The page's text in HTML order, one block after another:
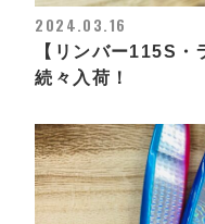
2024.03.16
【リンバー115S
続々入荷！